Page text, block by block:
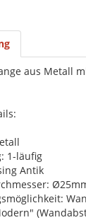
aus Metall
1-läufig
Antik